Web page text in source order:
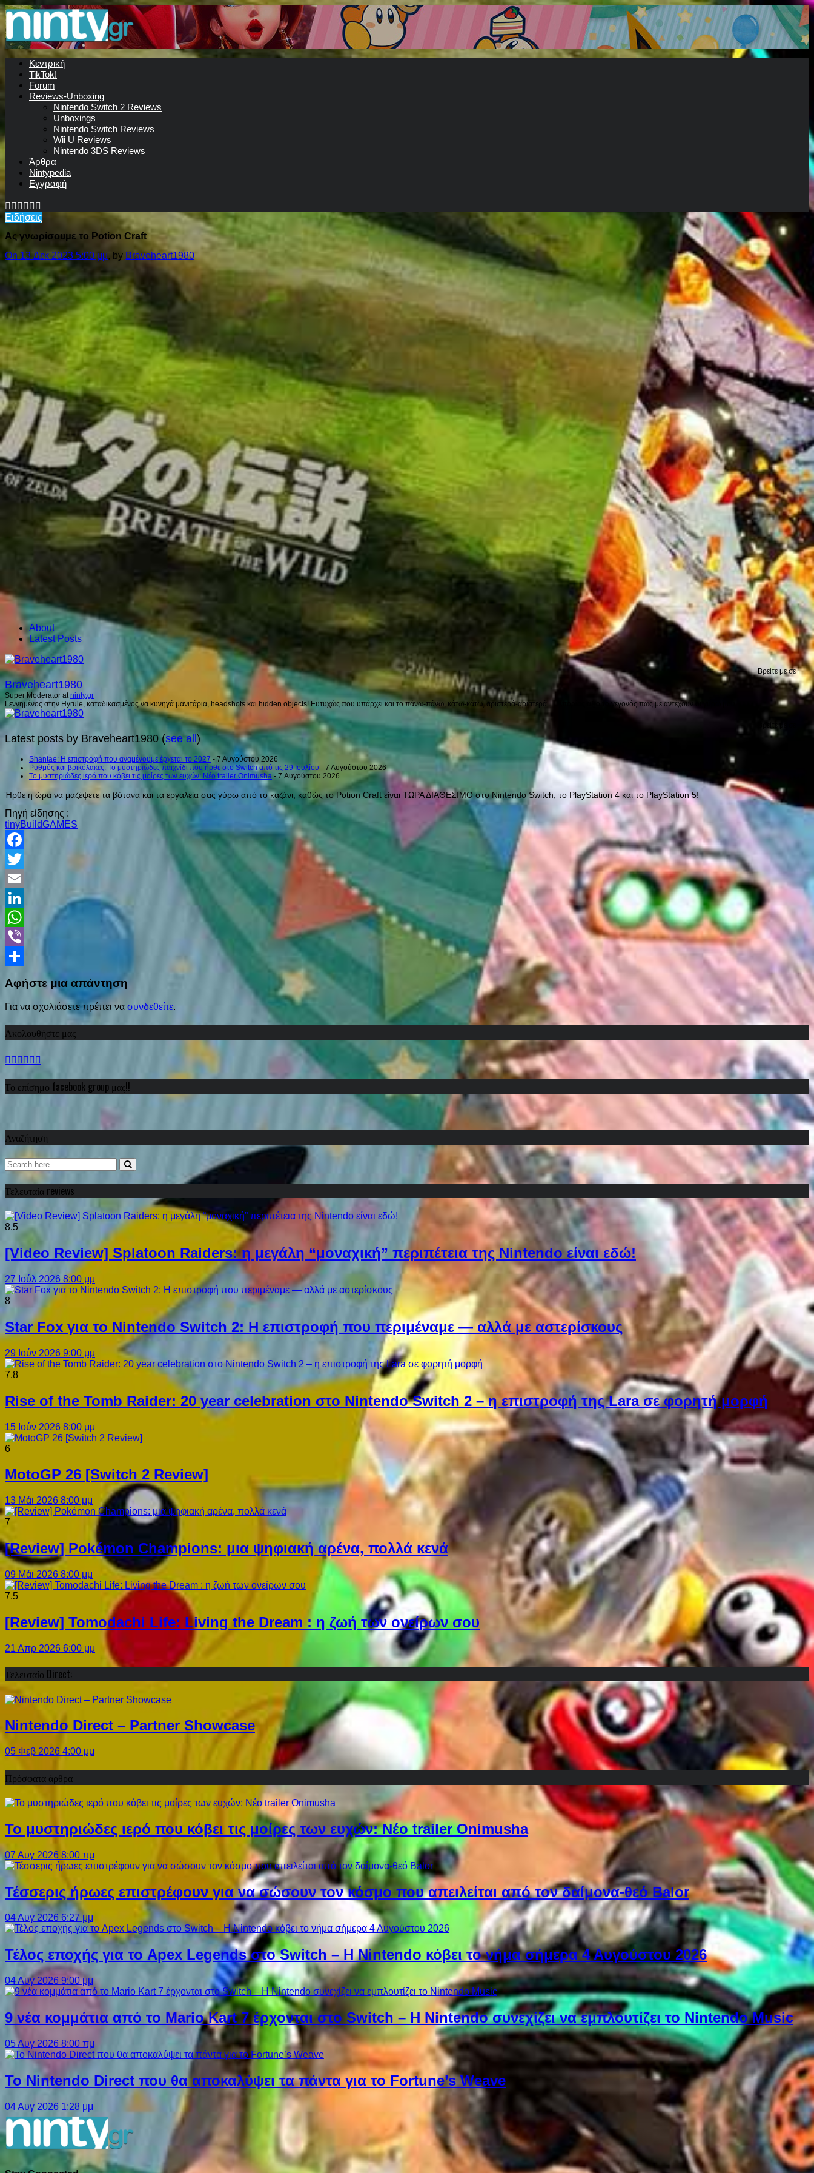
Κεντρική
TikTok!
Forum
Reviews-Unboxing
Nintendo Switch 2 Reviews
Unboxings
Nintendo Switch Reviews
Wii U Reviews
Nintendo 3DS Reviews
Άρθρα
Nintypedia
Εγγραφή
Ειδήσεις
Ας γνωρίσουμε το Potion Craft
On 13 Δεκ 2023 5:00 μμ, by Braveheart1980
About
Latest Posts
Βρείτε με σε
Braveheart1980
Super Moderator at ninty.gr
Γεννημένος στην Hyrule, καταδικασμένος να κυνηγά μανιτάρια, headshots και hidden objects! Ευτυχώς που υπάρχει και το πάνω-πάνω, κάτω-κάτω, αριστερά-αριστερά .... Απορίας άξιο το γεγονός πως με αντέχουν οι γύρω μου...
Βρείτε με σε
Latest posts by Braveheart1980(see all)
Shantae: Η επιστροφή που αναμένουμε έρχεται το 2027 - 7 Αυγούστου 2026
Ρυθμός και βρικόλακες: Το μυστηριώδες παιχνίδι που ήρθε στο Switch από τις 29 Ιουλίου - 7 Αυγούστου 2026
Το μυστηριώδες ιερό που κόβει τις μοίρες των ευχών: Νέο trailer Onimusha - 7 Αυγούστου 2026
Ήρθε η ώρα να μαζέψετε τα βότανα και τα εργαλεία σας γύρω από το καζάνι, καθώς το Potion Craft είναι ΤΩΡΑ ΔΙΑΘΕΣΙΜΟ στο Nintendo Switch, το PlayStation 4 και το PlayStation 5!
Πηγή είδησης :
tinyBuildGAMES
Facebook
Twitter
Email
LinkedIn
WhatsApp
Viber
Αφήστε μια απάντηση
Για να σχολιάσετε πρέπει να συνδεθείτε.
Ακολουθήστε μας
Το επίσημο facebook group μας!!
Αναζήτηση
Τελευταία reviews
8.5
[Video Review] Splatoon Raiders: η μεγάλη “μοναχική” περιπέτεια της Nintendo είναι εδώ!
27 Ιούλ 2026 8:00 μμ
8
Star Fox για το Nintendo Switch 2: Η επιστροφή που περιμέναμε — αλλά με αστερίσκους
29 Ιούν 2026 9:00 μμ
7.8
Rise of the Tomb Raider: 20 year celebration στο Nintendo Switch 2 – η επιστροφή της Lara σε φορητή μορφή
15 Ιούν 2026 8:00 μμ
6
MotoGP 26 [Switch 2 Review]
13 Μάι 2026 8:00 μμ
7
[Review] Pokémon Champions: μια ψηφιακή αρένα, πολλά κενά
09 Μάι 2026 8:00 μμ
7.5
[Review] Tomodachi Life: Living the Dream : η ζωή των ονείρων σου
21 Απρ 2026 6:00 μμ
Τελευταίο Direct:
Nintendo Direct – Partner Showcase
05 Φεβ 2026 4:00 μμ
Πρόσφατα άρθρα
Το μυστηριώδες ιερό που κόβει τις μοίρες των ευχών: Νέο trailer Onimusha
07 Αυγ 2026 8:00 πμ
Τέσσερις ήρωες επιστρέφουν για να σώσουν τον κόσμο που απειλείται από τον δαίμονα-θεό Balor
04 Αυγ 2026 6:27 μμ
Τέλος εποχής για το Apex Legends στο Switch – Η Nintendo κόβει το νήμα σήμερα 4 Αυγούστου 2026
04 Αυγ 2026 9:00 μμ
9 νέα κομμάτια από το Mario Kart 7 έρχονται στο Switch – Η Nintendo συνεχίζει να εμπλουτίζει το Nintendo Music
05 Αυγ 2026 8:00 πμ
Το Nintendo Direct που θα αποκαλύψει τα πάντα για το Fortune’s Weave
04 Αυγ 2026 1:28 μμ